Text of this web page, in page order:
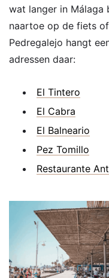
wat langer in Málaga
naartoe op de fiets
Pedregalejo hangt
adressen daar:
El Tintero
El Cabra
El Balneario
Pez Tomillo
Restaurante